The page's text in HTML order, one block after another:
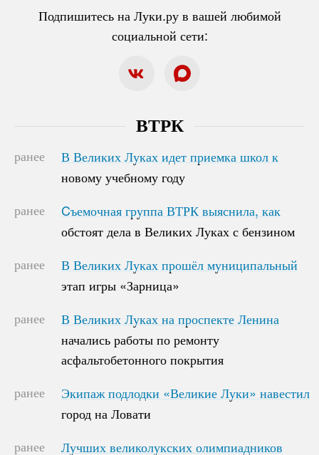
Подпишитесь на Луки.ру в вашей любимой
социальной сети:
ВТРК
ранее
В Великих Луках идет приемка школ к
новому учебному году
В Великих Луках идет приемка школ к
новому учебному году
ранее
Cъемочная группа ВТРК выяснила, как
обстоят дела в Великих Луках с бензином
Cъемочная группа ВТРК выяснила, как
обстоят дела в Великих Луках с бензином
ранее
В Великих Луках прошёл муниципальный
этап игры «Зарница»
В Великих Луках прошёл муниципальный
этап игры «Зарница»
ранее
В Великих Луках на проспекте Ленина
начались работы по ремонту
асфальтобетонного покрытия
В Великих Луках на проспекте Ленина
начались работы по ремонту
асфальтобетонного покрытия
ранее
Экипаж подлодки «Великие Луки» навестил
город на Ловати
Экипаж подлодки «Великие Луки» навестил
город на Ловати
ранее
Лучших великолукских олимпиадников
Лучших великолукских олимпиадников